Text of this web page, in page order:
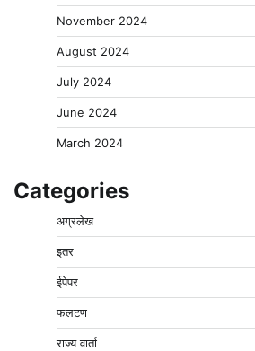
November 2024
August 2024
July 2024
June 2024
March 2024
Categories
अग्रलेख
इतर
ईपेपर
फलटण
राज्य वार्ता